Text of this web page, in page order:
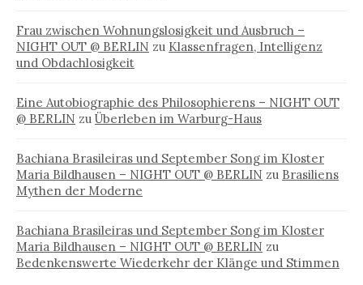
Frau zwischen Wohnungslosigkeit und Ausbruch –
NIGHT OUT @ BERLIN zu Klassenfragen, Intelligenz
und Obdachlosigkeit
Eine Autobiographie des Philosophierens – NIGHT OUT
@ BERLIN zu Überleben im Warburg-Haus
Bachiana Brasileiras und September Song im Kloster
Maria Bildhausen – NIGHT OUT @ BERLIN zu Brasiliens
Mythen der Moderne
Bachiana Brasileiras und September Song im Kloster
Maria Bildhausen – NIGHT OUT @ BERLIN zu
Bedenkenswerte Wiederkehr der Klänge und Stimmen